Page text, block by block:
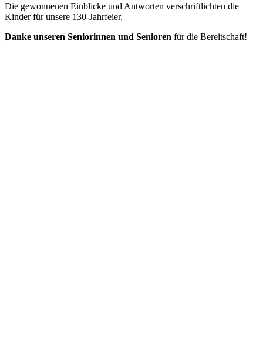
Die gewonnenen Einblicke und Antworten verschriftlichten die
Kinder für unsere 130-Jahrfeier.
Danke unseren Seniorinnen und Senioren für die Bereitschaft!